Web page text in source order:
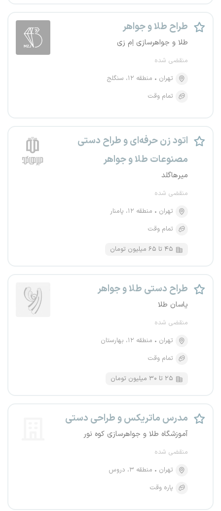
طراح طلا و جواهر
طلا و جواهرسازی اِم زی
منقضی شده
تهران
منطقه ۱۲، سنگلج
تمام وقت
اتود زن حرفه‌ای و طراح دستی
مصنوعات طلا و جواهر
میرهاگلد
منقضی شده
تهران
منطقه ۱۲، پامنار
تمام وقت
۴۵ تا ۶۵ میلیون تومان
طراح دستی طلا و جواهر
یاسان طلا
منقضی شده
تهران
منطقه ۱۲، بهارستان
تمام وقت
۲۵ تا ۳۰ میلیون تومان
مدرس ماتریکس و طراحی دستی
آموزشگاه طلا و جواهرسازی کوه نور
منقضی شده
تهران
منطقه ۳، دروس
پاره وقت